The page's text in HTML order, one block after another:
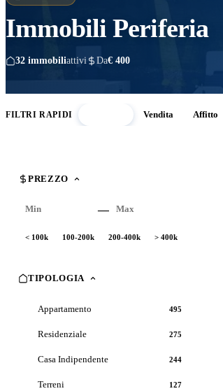
ImmobiliPeriferia
32 immobiliattivi Da€ 400
FILTRI RAPIDI Vendita Affitto
PREZZO
minimo
—
massimo
< 100k 100-200k 200-400k > 400k
TIPOLOGIA
Appartamento 495
Residenziale 275
Casa Indipendente 244
Terreni 127